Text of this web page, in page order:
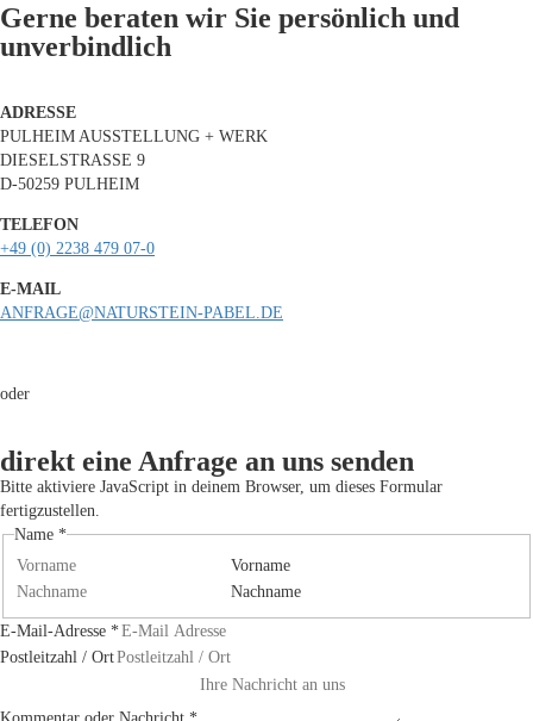
Gerne beraten wir Sie persönlich und
unverbindlich
ADRESSE
PULHEIM AUSSTELLUNG + WERK
DIESELSTRASSE 9
D-50259 PULHEIM
TELEFON
+49 (0) 2238 479 07-0
E-MAIL
ANFRAGE@NATURSTEIN-PABEL.DE
oder
direkt eine Anfrage an uns senden
Bitte aktiviere JavaScript in deinem Browser, um dieses Formular
fertigzustellen.
Name *
Vorname
Nachname
Postleitzahl
Nachricht
E-Mail-Adresse *
Postleitzahl / Ort